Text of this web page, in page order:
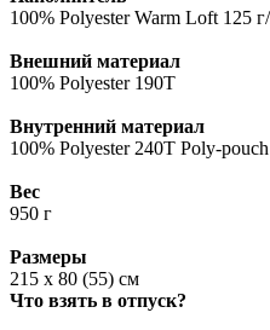
100% Polyester Warm Loft 125
Внешний материал
100% Polyester 190T
Внутренний материал
100% Polyester 240T Poly-pouch
Вес
950 г
Размеры
215 х 80 (55) см
Что взять в отпуск?